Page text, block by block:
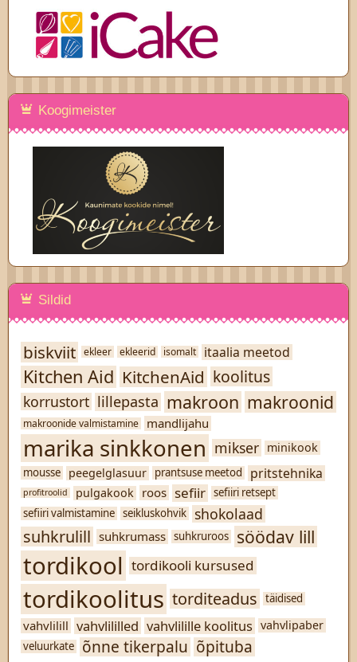
Koogimeister
Sildid
biskviit ekleer ekleerid isomalt itaalia meetod
Kitchen Aid KitchenAid koolitus
korrustort lillepasta makroon makroonid
makroonide valmistamine mandlijahu
marika sinkkonen mikser minikook
mousse peegelglasuur prantsuse meetod pritstehnika
profitroolid pulgakook roos sefiir sefiiri retsept
sefiiri valmistamine seikluskohvik shokolaad
suhkrulill suhkrumass suhkruroos söödav lill
tordikool tordikooli kursused
tordikoolitus torditeadus täidised
vahvlilill vahvlililled vahvlilille koolitus vahvlipaber
veluurkate õnne tikerpalu õpituba